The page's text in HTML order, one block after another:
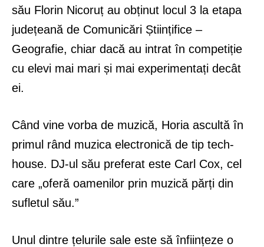
său Florin Nicoruț au obținut locul 3 la etapa
județeană de Comunicări Științifice –
Geografie, chiar dacă au intrat în competiție
cu elevi mai mari și mai experimentați decât
ei.
Când vine vorba de muzică, Horia ascultă în
primul rând muzica electronică de tip tech-
house. DJ-ul său preferat este Carl Cox, cel
care „oferă oamenilor prin muzică părți din
sufletul său.”
Unul dintre țelurile sale este să înființeze o